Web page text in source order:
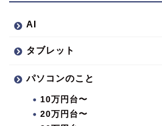
AI
タブレット
パソコンのこと
10万円台〜
20万円台〜